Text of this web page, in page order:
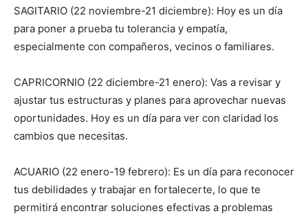
SAGITARIO (22 noviembre-21 diciembre): Hoy es un día
para poner a prueba tu tolerancia y empatía,
especialmente con compañeros, vecinos o familiares.
CAPRICORNIO (22 diciembre-21 enero): Vas a revisar y
ajustar tus estructuras y planes para aprovechar nuevas
oportunidades. Hoy es un día para ver con claridad los
cambios que necesitas.
ACUARIO (22 enero-19 febrero): Es un día para reconocer
tus debilidades y trabajar en fortalecerte, lo que te
permitirá encontrar soluciones efectivas a problemas